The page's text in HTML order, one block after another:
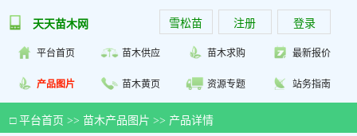
天天苗木网 雪松苗 注册 登录
平台首页 苗木供应 苗木求购 最新报价
产品图片 苗木黄页 资源专题 站务指南
□ 平台首页 >> 苗木产品图片 >> 产品详情